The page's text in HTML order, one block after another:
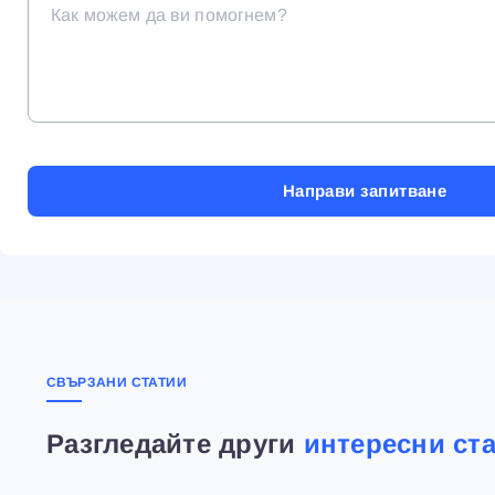
СВЪРЗАНИ СТАТИИ
Разгледайте други интересни